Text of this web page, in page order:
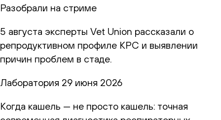
Разобрали на стриме
5 августа эксперты Vet Union рассказали о
репродуктивном профиле КРС и выявлении
причин проблем в стаде.
Лаборатория 29 июня 2026
Когда кашель — не просто кашель: точная